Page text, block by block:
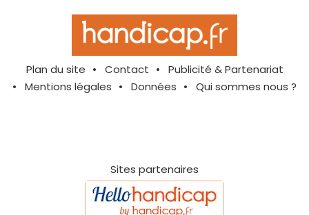
Plan du site Contact
Publicité & Partenariat
Mentions légales
Données Qui sommes nous ?
Sites partenaires